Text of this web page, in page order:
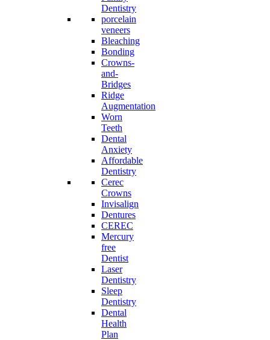
Dentistry
porcelain
veneers
Bleaching
Bonding
Crowns-
and-
Bridges
Ridge
Augmentation
Worn
Teeth
Dental
Anxiety
Affordable
Dentistry
Cerec
Crowns
Invisalign
Dentures
CEREC
Mercury
free
Dentist
Laser
Dentistry
Sleep
Dentistry
Dental
Health
Plan